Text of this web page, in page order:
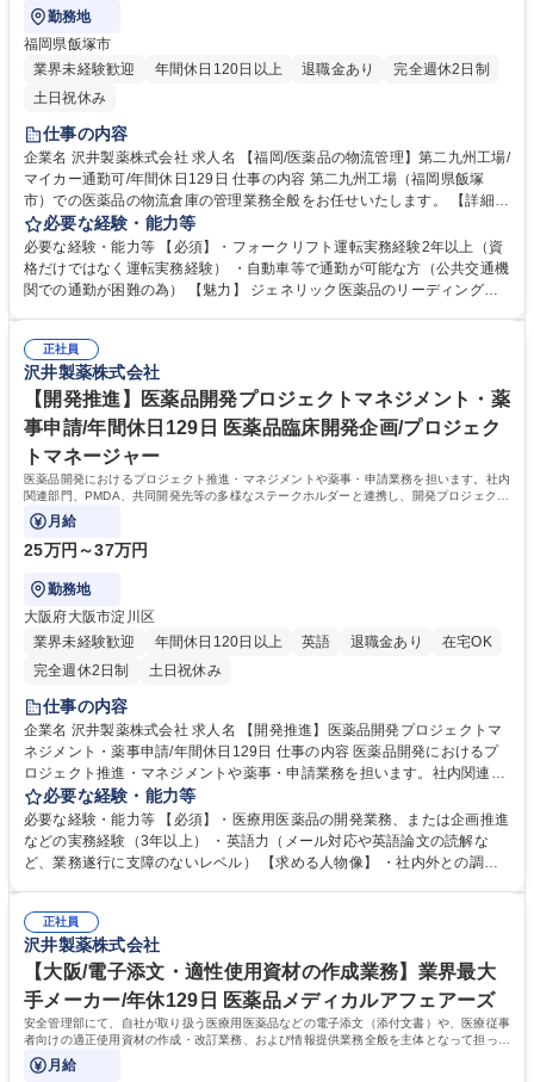
勤務地
福岡県飯塚市
業界未経験歓迎
年間休日120日以上 退職金あり
完全週休2日制
土日祝休み
仕事の内容
企業名 沢井製薬株式会社 求人名 【福岡/医薬品の物流管理】第二九州工場/
マイカー通勤可/年間休日129日 仕事の内容 第二九州工場（福岡県飯塚
市）での医薬品の物流倉庫の管理業務全般をお任せいたします。 【詳細】
・入荷管理（原材料の入荷数量・品質チェック（破損、不良品など）） ・
出庫管理（製造部門と連携し、指図書に沿って必要な倉庫内にある原料を
出庫） ・製品出荷（自動倉庫に格納されている製品の出荷、フォークリフ
トを使用） 募集職種 【福岡/医薬品の物流管理】第二九州工場/マイカー通
必要な経験・能力等
必要な経験・能力等 【必須】・フォークリフト運転実務経験2年以上（資
格だけではなく運転実務経験） ・自動車等で通勤が可能な方（公共交通機
関での通勤が困難の為） 【魅力】 ジェネリック医薬品のリーディングカ
ライフバランスを保ちながら長期的に活躍できる環境が整っています。 学
歴・資格 学歴：大学院 大学 高専 短大 専修学校 高校 語学力： 資格：
正社員
沢井製薬株式会社
【開発推進】医薬品開発プロジェクトマネジメント・薬
事申請/年間休日129日 医薬品臨床開発企画/プロジェク
トマネージャー
医薬品開発におけるプロジェクト推進・マネジメントや薬事・申請業務を担います。社内
関連部門、PMDA、共同開発先等の多様なステークホルダーと連携し、開発プロジェクト
を牽引する重要な役割です。
月給
25万円～37万円
勤務地
大阪府大阪市淀川区
業界未経験歓迎
年間休日120日以上 英語 退職金あり
在宅OK
完全週休2日制
土日祝休み
仕事の内容
企業名 沢井製薬株式会社 求人名 【開発推進】医薬品開発プロジェクトマ
ネジメント・薬事申請/年間休日129日 仕事の内容 医薬品開発におけるプ
ロジェクト推進・マネジメントや薬事・申請業務を担います。社内関連部
門、PMDA、共同開発先等の多様なステークホルダーと連携し、開発プロ
ジェクトを牽引する重要な役割です。 【詳細】 (1)ジェネリック医薬品の
新規開発におけるプロジェクトマネジメント (2)医療用医薬品の薬事・申
請対応 【将来的なキャリア】短期的には上記業務からスタートし、将来的
成長を牽引する次世代リーダーとしての活躍を期待しています。 募集職種
【開発推進】医薬品開発プロジェクトマネジメント・薬事申請/年間休日1
29日
必要な経験・能力等
必要な経験・能力等 【必須】・医療用医薬品の開発業務、または企画推進
などの実務経験（3年以上） ・英語力（メール対応や英語論文の読解な
ど、業務遂行に支障のないレベル） 【求める人物像】 ・社内外との調整
ル重視の採用です。新薬開発やCROでのCRA等の経験から、開発の上流
企画や薬事、さらにはグローバル・新規事業領域へキャリアを広げたい方
を歓迎。 学歴・資格 学歴：大学院 大学 語学力：英語 資格：
正社員
沢井製薬株式会社
【大阪/電子添文・適性使用資材の作成業務】業界最大
手メーカー/年休129日 医薬品メディカルアフェアーズ
安全管理部にて、自社が取り扱う医療用医薬品などの電子添文（添付文書）や、医療従事
者向けの適正使用資材の作成・改訂業務、および情報提供業務全般を主体となって担って
いただきます。
月給